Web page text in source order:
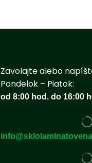
Zavolajte alebo
Pondelok – Piatok:
od 8:00 hod. do 16:00